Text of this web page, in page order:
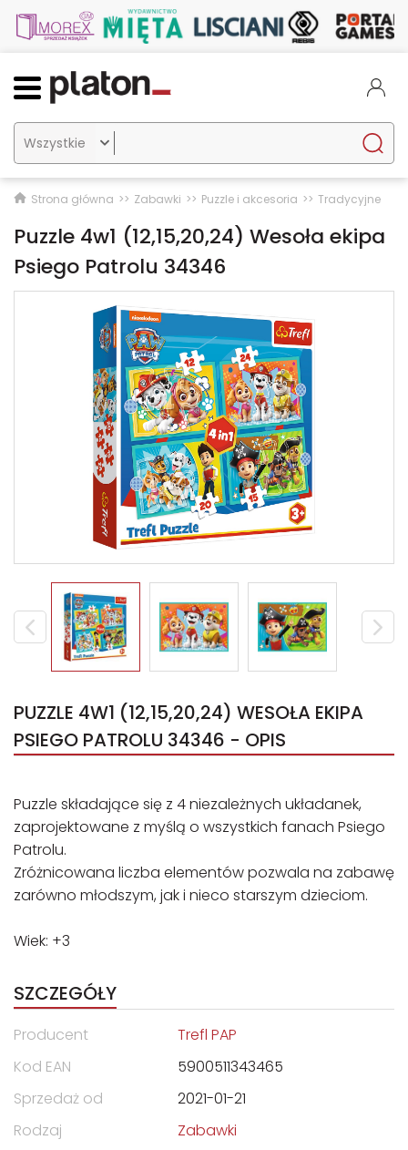

Strona główna Zabawki Puzzle i akcesoria Tradycyjne
Puzzle 4w1 (12,15,20,24) Wesoła ekipa
Psiego Patrolu 34346
PUZZLE 4W1 (12,15,20,24) WESOŁA EKIPA
PSIEGO PATROLU 34346 - OPIS
Puzzle składające się z 4 niezależnych układanek,
zaprojektowane z myślą o wszystkich fanach Psiego
Patrolu.
Zróżnicowana liczba elementów pozwala na zabawę
zarówno młodszym, jak i nieco starszym dzieciom.
Wiek: +3
SZCZEGÓŁY
Producent
Trefl PAP
Kod EAN
5900511343465
Sprzedaż od
2021-01-21
Rodzaj
Zabawki